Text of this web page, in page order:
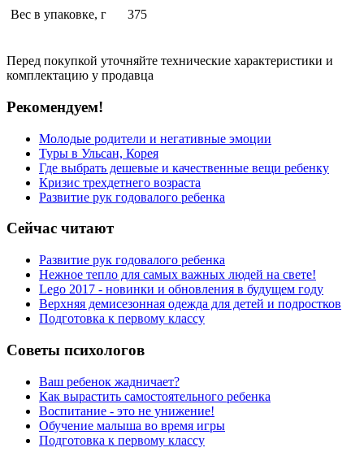
Вес в упаковке, г
375
Перед покупкой уточняйте технические характеристики и
комплектацию у продавца
Рекомендуем!
Молодые родители и негативные эмоции
Туры в Ульсан, Корея
Где выбрать дешевые и качественные вещи ребенку
Кризис трехдетнего возраста
Развитие рук годовалого ребенка
Сейчас читают
Развитие рук годовалого ребенка
Нежное тепло для самых важных людей на свете!
Lego 2017 - новинки и обновления в будущем году
Верхняя демисезонная одежда для детей и подростков
Подготовка к первому классу
Советы психологов
Ваш ребенок жадничает?
Как вырастить самостоятельного ребенка
Воспитание - это не унижение!
Обучение малыша во время игры
Подготовка к первому классу